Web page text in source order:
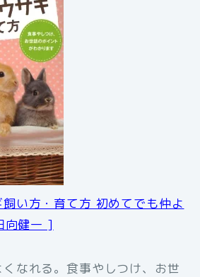
い方・育て方 初めてでも仲よ
向健一 ]
なれる。食事やしつけ、お世